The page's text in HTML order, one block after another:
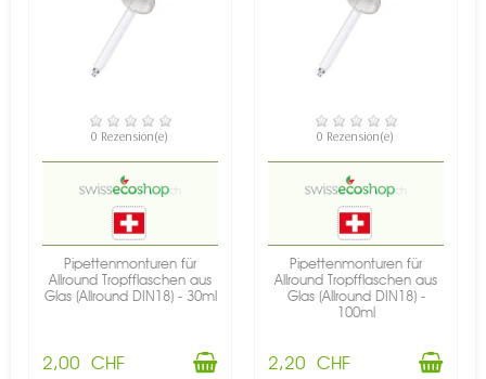
VERFÜGBAR
0 Rezension(e)
Pipettenmonturen für
Allround Tropfflaschen aus
Glas (Allround DIN18) - 30ml
2,00 CHF
VERFÜGBAR
0 Rezension(e)
Pipettenmonturen für
Allround Tropfflaschen aus
Glas (Allround DIN18) -
100ml
2,20 CHF